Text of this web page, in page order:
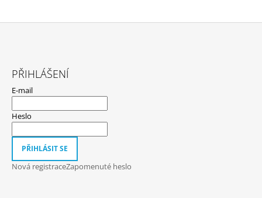
PŘIHLÁŠENÍ
E-mail
Heslo
PŘIHLÁSIT SE
Nová registraceZapomenuté heslo